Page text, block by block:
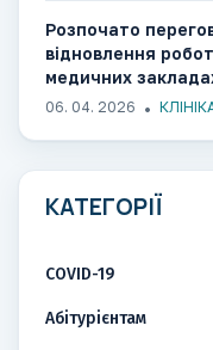
Розпочато
відновлення
медичних
06. 04. 2026
КАТЕГОРІЇ
COVID-19
Абітурієнтам